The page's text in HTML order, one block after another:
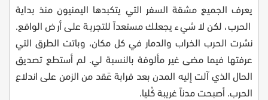
يعرف الجميع مشقة السفر التي يتكبدها اليمنيون منذ بداية
الحرب، لكن لا شيء يجعلك مستعداً للتجربة على أرض الواقع.
نشرت الحرب الخراب والدمار في كل مكان، وباتت الطرق التي
عرفتها فيما مضى غير مألوفة بالنسبة لي. لم أستطع تصديق
الحال الذي آلت إليه المدن بعد قرابة عَقد من الزمن على اندلاع
الحرب. أصبحت مدناً غريبة كُليا.